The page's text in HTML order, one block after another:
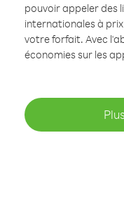
pouvoir appeler des
internationales à
votre forfait. Avec
économies sur les